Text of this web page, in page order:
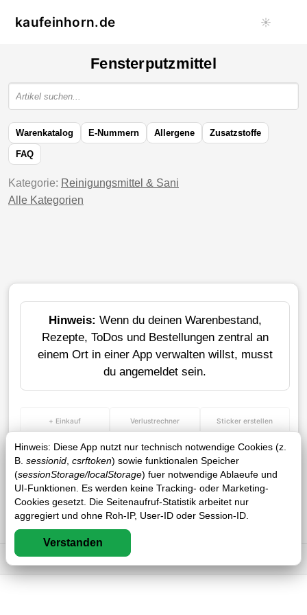
kaufeinhorn.de ☀️
Hinweis: Diese App nutzt nur technisch notwendige Cookies (z.
B. sessionid csrftoken) sowie funktionalen Speicher
(sessionStorage/localStorage) fuer notwendige Ablaeufe und
UI-Funktionen. Es werden keine Tracking- oder Marketing-
Cookies gesetzt. Die Seitenaufruf-Statistik arbeitet nur
aggregiert und ohne Roh-IP, User-ID oder Session-ID.
Verstanden
Fensterputzmittel
Warenkatalog E-Nummern Allergene Zusatzstoffe
FAQ
Kategorie: Reinigungsmittel & Sani
Alle Kategorien
Hinweis: Wenn du deinen Warenbestand,
Rezepte, ToDos und Bestellungen zentral an
einem Ort in einer App verwalten willst, musst
du angemeldet sein.
+ Einkauf Verlustrechner Sticker erstellen
0 / 0
Impressum